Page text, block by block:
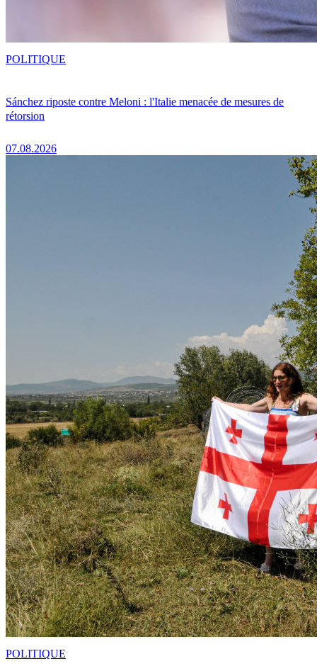
Sánchez riposte contre Meloni : l'Italie menacée de mesures de
rétorsion
07.08.2026
POLITIQUE
POLITIQUE